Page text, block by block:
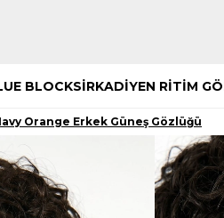
BLOCKSİRKADİYEN RİTİM
Orange Erkek Güneş Gözlüğü